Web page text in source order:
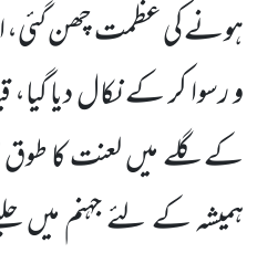
ہونے کی عظمت چھن گئی،
و رسوا کر کے نکال دیا
کے گلے میں لعنت کا طوق
ہمیشہ کے لئے جہنم